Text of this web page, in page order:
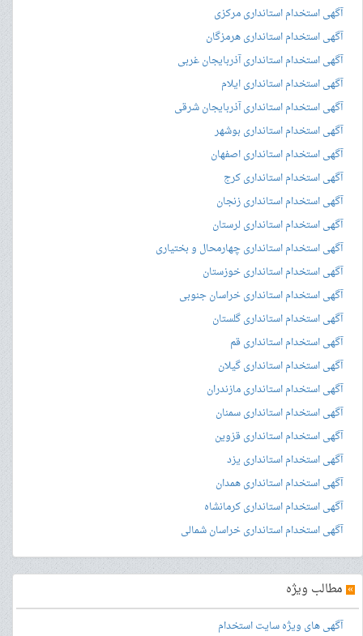
آگهی استخدام استانداری مرکزی
آگهی استخدام استانداری هرمزگان
آگهی استخدام استانداری آذربایجان غربی
آگهی استخدام استانداری ایلام
آگهی استخدام استانداری آذربایجان شرقی
آگهی استخدام استانداری بوشهر
آگهی استخدام استانداری اصفهان
آگهی استخدام استانداری کرج
آگهی استخدام استانداری زنجان
آگهی استخدام استانداری لرستان
آگهی استخدام استانداری چهارمحال و بختیاری
آگهی استخدام استانداری خوزستان
آگهی استخدام استانداری خراسان جنوبی
آگهی استخدام استانداری گلستان
آگهی استخدام استانداری قم
آگهی استخدام استانداری گیلان
آگهی استخدام استانداری مازندران
آگهی استخدام استانداری سمنان
آگهی استخدام استانداری قزوین
آگهی استخدام استانداری یزد
آگهی استخدام استانداری همدان
آگهی استخدام استانداری کرمانشاه
آگهی استخدام استانداری خراسان شمالی
» مطالب ویژه
آگهی های ویژه سایت استخدام